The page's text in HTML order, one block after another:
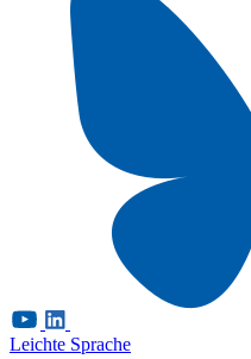
Leichte Sprache